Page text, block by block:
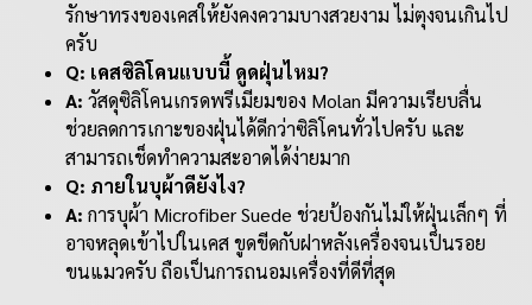
รักษาทรงของเคสให้ยังคงความบางสวยงาม ไม่ตุงจนเกินไป
ครับ
Q: เคสซิลิโคนแบบนี้ ดูดฝุ่นไหม?
A: วัสดุซิลิโคนเกรดพรีเมียมของ Molan มีความเรียบลื่น
ช่วยลดการเกาะของฝุ่นได้ดีกว่าซิลิโคนทั่วไปครับ และ
สามารถเช็ดทำความสะอาดได้ง่ายมาก
Q: ภายในบุผ้าดียังไง?
A: การบุผ้า Microfiber Suede ช่วยป้องกันไม่ให้ฝุ่นเล็กๆ ที่
อาจหลุดเข้าไปในเคส ขูดขีดกับฝาหลังเครื่องจนเป็นรอย
ขนแมวครับ ถือเป็นการถนอมเครื่องที่ดีที่สุด